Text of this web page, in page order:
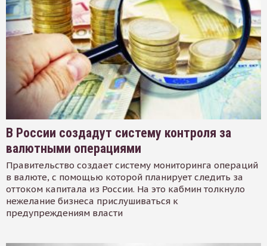
В России создадут систему контроля за
валютными операциями
Правительство создает систему мониторинга операций
в валюте, с помощью которой планирует следить за
оттоком капитала из России. На это кабмин толкнуло
нежелание бизнеса прислушиваться к
предупреждениям власти